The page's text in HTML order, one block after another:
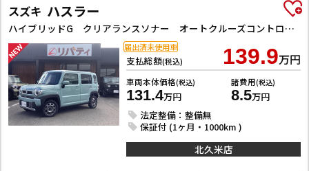
スズキ ハスラー
ハイブリッドG クリアランスソナー オートクルーズコントロール レーンアシスト 衝突被害軽減システム オートライト スマートキー アイドリングストップ 電動格納ミラー シートヒーター CVT ESC エアコン
支払総額(税込) 139.9万円
車両本体価格(税込)
131.4万円
諸費用(税込)
8.5万円
法定整備：整備無
保証付 (1ヶ月・1000km )
届出済未使用車
北久米店